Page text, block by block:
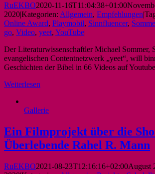
RuEKBO2020-11-16T11:04:38+01:00
2020|Kategorien: Allgemein, Empfehlungen|
Online Award, Playmobil, Sinnfluencer,
go, Video, yeet, YouTube|
Der Literaturwissenschaftler Michael Sommer,
evangelischen Contentnetzwerk „yeet“, will
Geschichten der Bibel in 66 Videos auf Youtube
Weiterlesen
Gallerie
Ein Filmprojekt über die
Überlebende Rahel R. Mann
RuEKBO2021-08-23T12:16:16+02:00August